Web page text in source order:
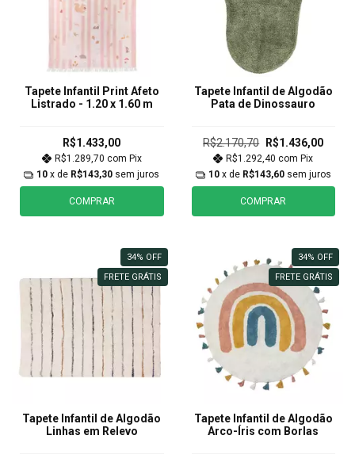
Tapete Infantil Print Afeto
Listrado - 1.20 x 1.60 m
R$1.433,00
R$1.289,70 com Pix
10 x de R$143,30 sem juros
COMPRAR
Tapete Infantil de Algodão
Pata de Dinossauro
R$2.170,70 R$1.436,00
R$1.292,40com Pix
10 x de R$143,60 sem juros
COMPRAR
34% OFF
FRETE GRÁTIS
Tapete Infantil de Algodão
Linhas em Relevo
34% OFF
FRETE GRÁTIS
Tapete Infantil de Algodão
Arco-Íris com Borlas